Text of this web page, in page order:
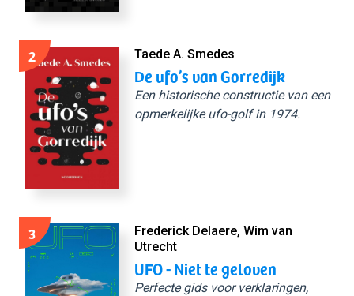
2 Taede A. Smedes
De ufo’s van Gorredijk
Een historische constructie van een
opmerkelijke ufo-golf in 1974.
3
Frederick Delaere, Wim van
Utrecht
UFO - Niet te geloven
Perfecte gids voor verklaringen,